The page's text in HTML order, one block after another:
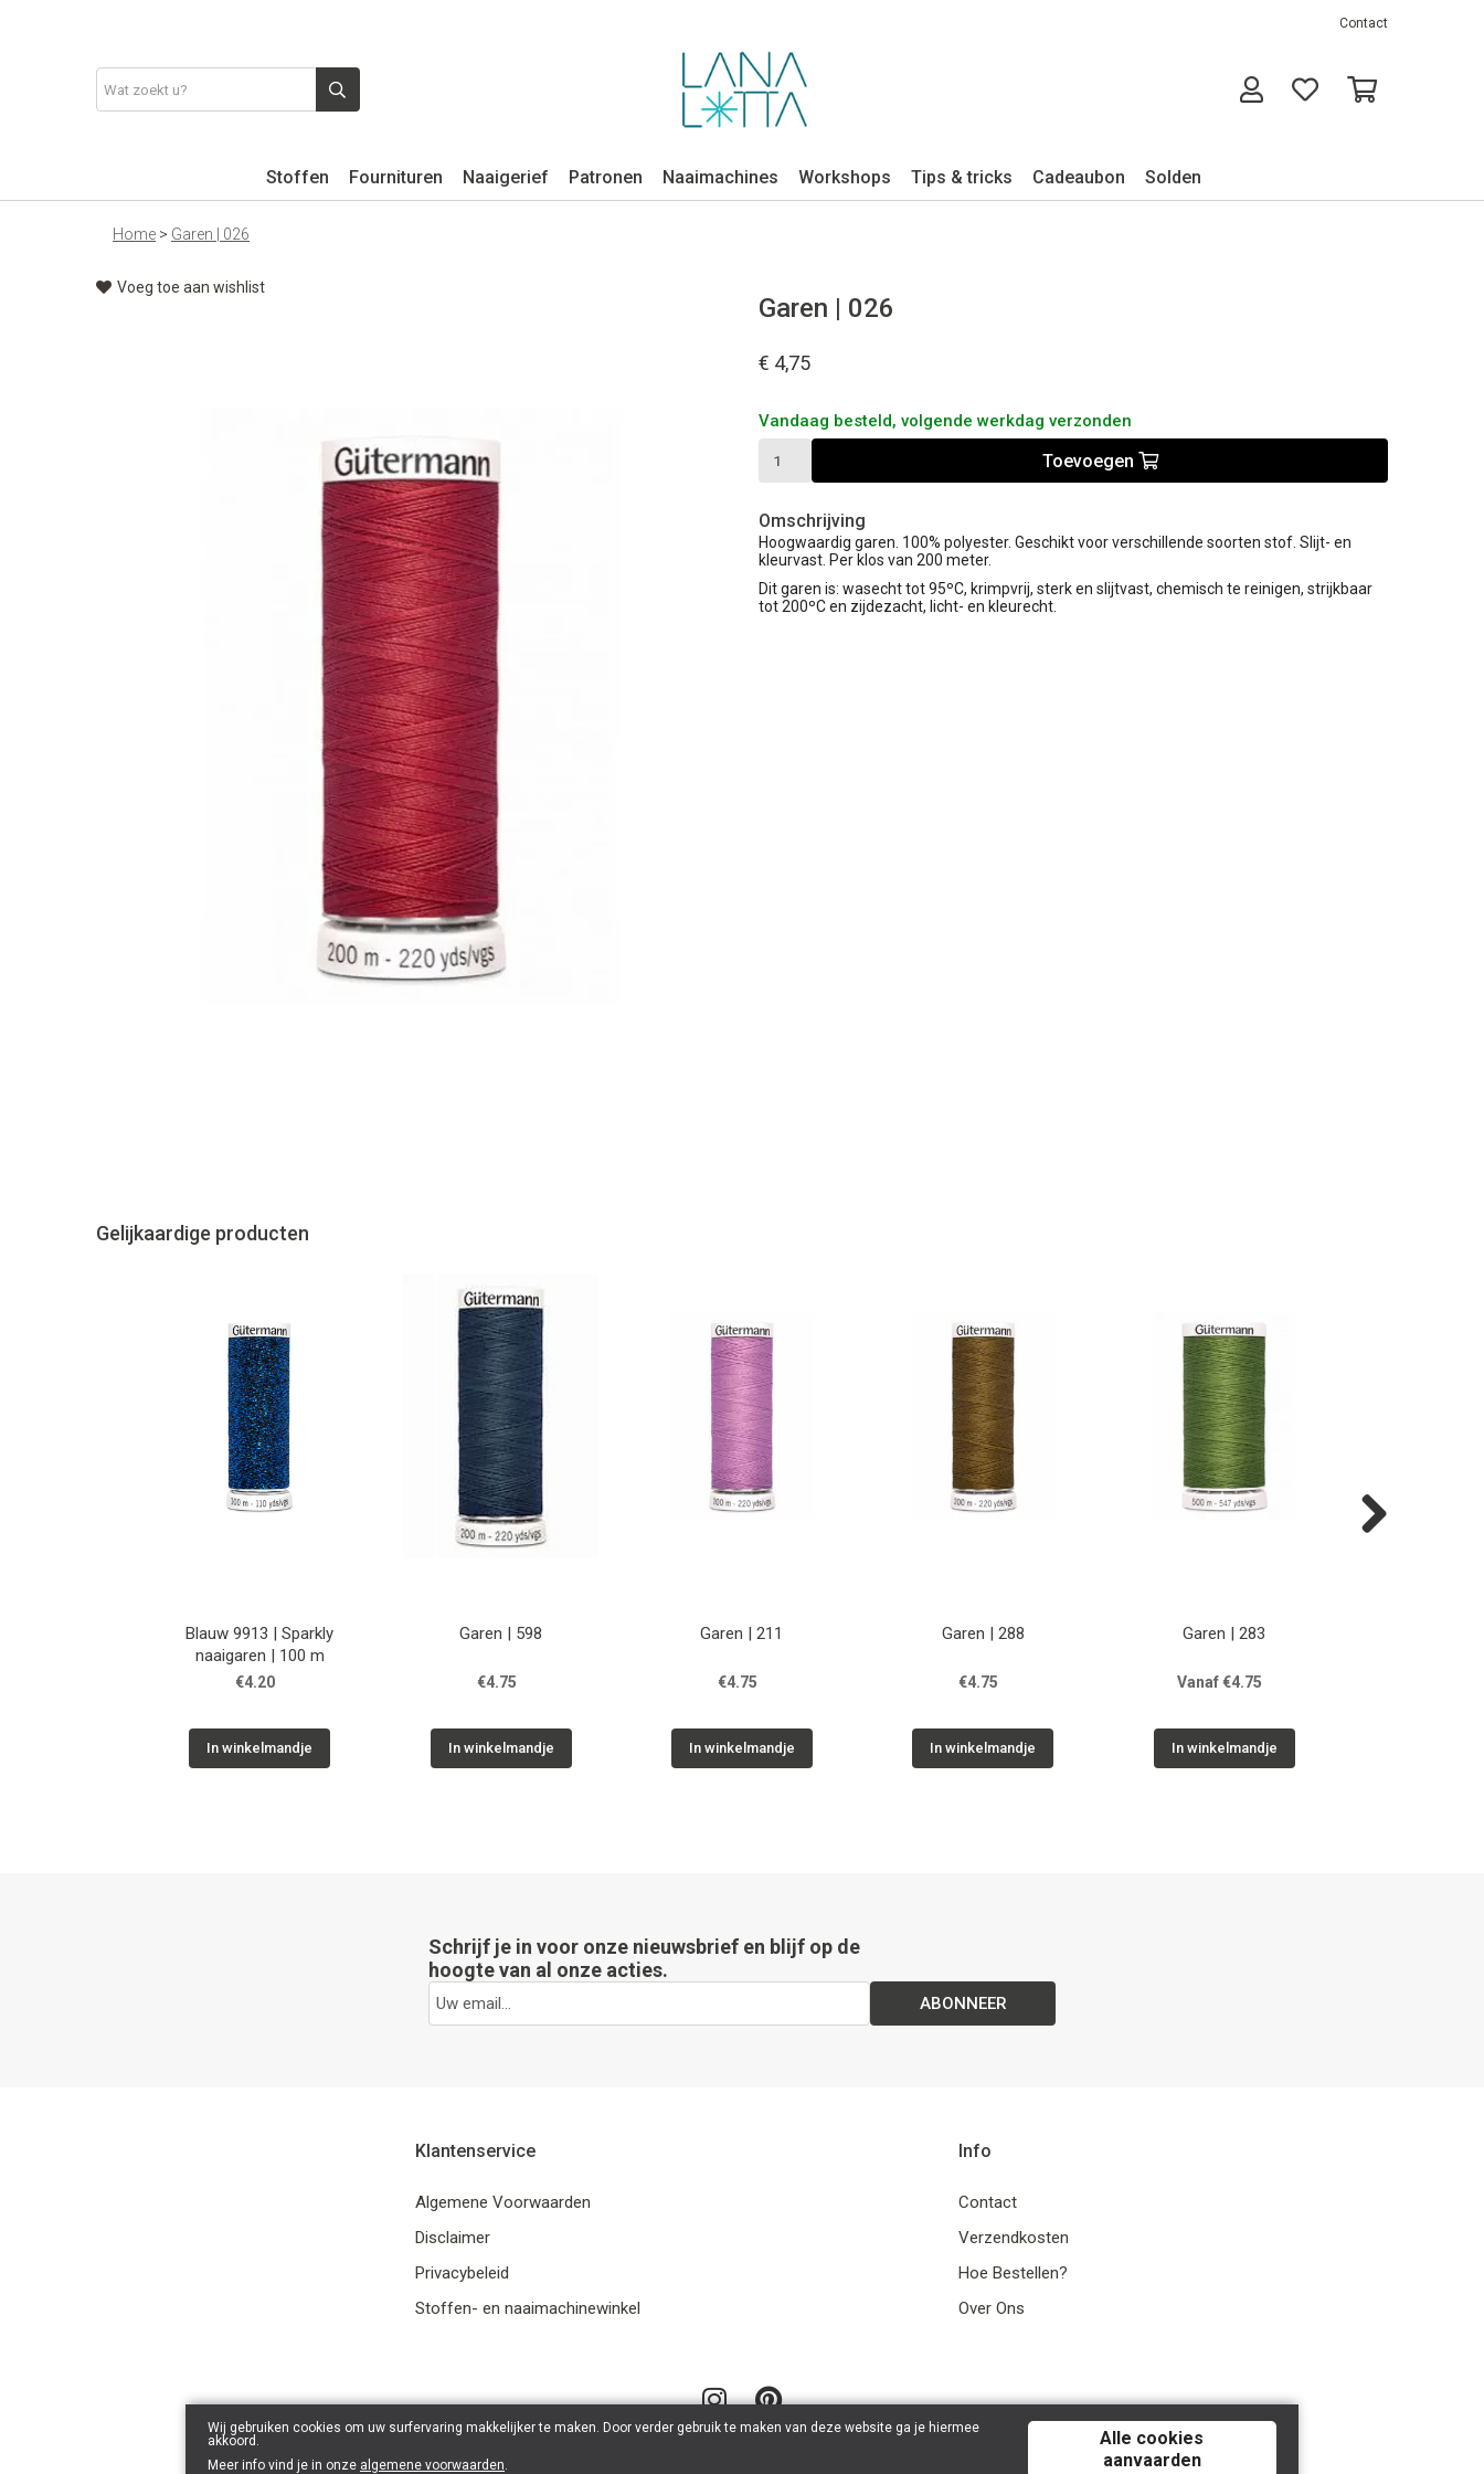
Contact
Stoffen Fournituren Naaigerief Patronen Naaimachines Workshops Tips & tricks Cadeaubon Solden
Home > Garen | 026
Voeg toe aan wishlist
Garen | 026
€ 4,75
Vandaag besteld, volgende werkdag verzonden
Toevoegen
Omschrijving
Hoogwaardig garen. 100% polyester. Geschikt voor verschillende soorten stof. Slijt- en
kleurvast. Per klos van 200 meter.
Dit garen is: wasecht tot 95ºC, krimpvrij, sterk en slijtvast, chemisch te reinigen, strijkbaar
tot 200ºC en zijdezacht, licht- en kleurecht.
Gelijkaardige producten
Blauw 9913 | Sparkly
naaigaren | 100 m
€4.20
In winkelmandje
Garen | 598
€4.75
In winkelmandje
Garen | 211
€4.75
In winkelmandje
Garen | 288
€4.75
In winkelmandje
Garen | 283
Vanaf €4.75
In winkelmandje
Schrijf je in voor onze nieuwsbrief en blijf op de
hoogte van al onze acties.
ABONNEER
Klantenservice
Algemene Voorwaarden
Disclaimer
Privacybeleid
Stoffen- en naaimachinewinkel
Info
Contact
Verzendkosten
Hoe Bestellen?
Over Ons
Wij gebruiken cookies om uw surfervaring makkelijker te maken. Door verder gebruik te maken van deze website ga je hiermee
akkoord.
Meer info vind je in onze algemene voorwaarden.
Alle cookies
aanvaarden